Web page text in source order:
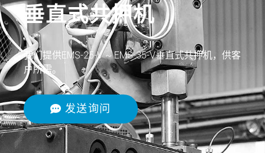
垂直式共押机
我们提供EMS-25-V ~ EMS-35-V垂直式共押机，供客
户所需。
发送询问